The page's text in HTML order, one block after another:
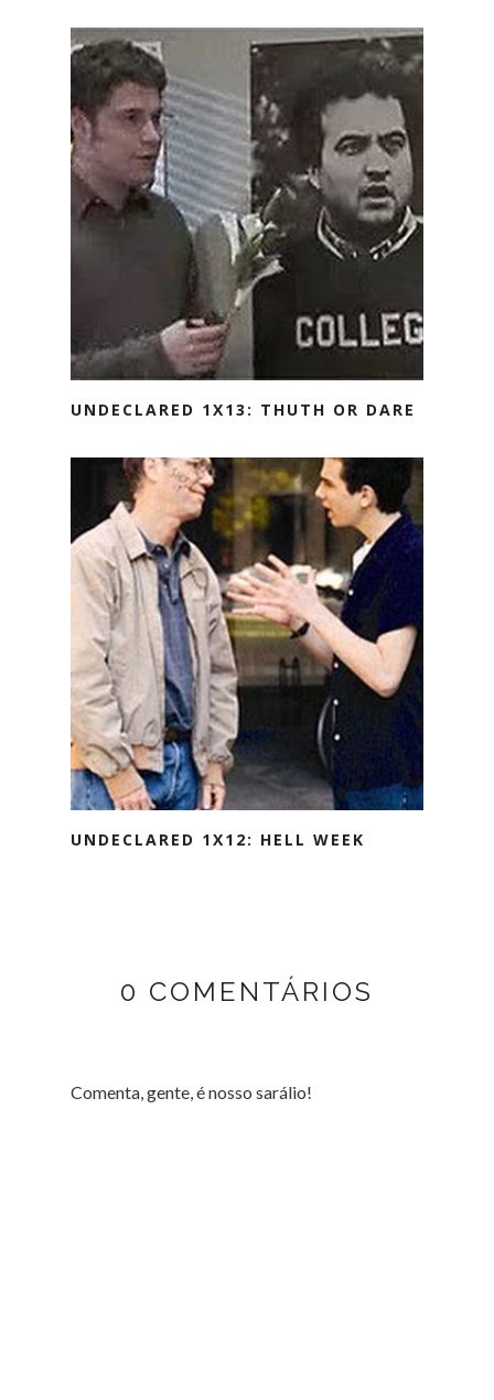
UNDECLARED 1X13: THUTH OR DARE
UNDECLARED 1X12: HELL WEEK
0 COMENTÁRIOS
Comenta, gente, é nosso sarálio!